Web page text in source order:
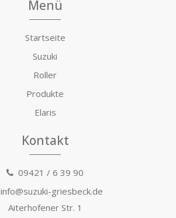
Menü
Startseite
Suzuki
Roller
Produkte
Elaris
Kontakt
09421 / 6 39 90
info@suzuki-griesbeck.de
Aiterhofener Str. 1